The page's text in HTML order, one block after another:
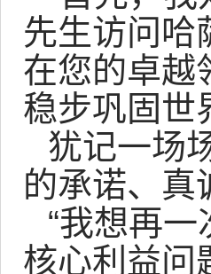
先生访问哈
在您的卓越
稳步巩固世
犹记一场
的承诺、真
“我想再
核心利益问